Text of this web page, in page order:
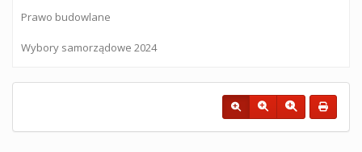
Prawo budowlane
Wybory samorządowe 2024